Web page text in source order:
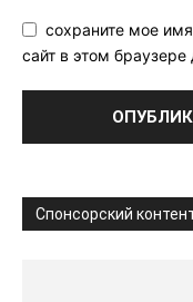
сохраните мое
сайт в этом
Спонсорский